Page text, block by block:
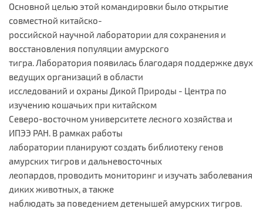
Основной целью этой командировки было открытие
совместной китайско-
российской научной лаборатории для сохранения и
восстановления популяции амурского
тигра. Лаборатория появилась благодаря поддержке двух
ведущих организаций в области
исследований и охраны Дикой Природы - Центра по
изучению кошачьих при китайском
Северо-восточном университете лесного хозяйства и
ИПЭЭ РАН. В рамках работы
лаборатории планируют создать библиотеку генов
амурских тигров и дальневосточных
леопардов, проводить мониторинг и изучать заболевания
диких животных, а также
наблюдать за поведением детенышей амурских тигров.